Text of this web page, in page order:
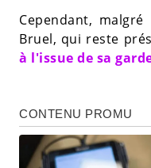
Cependant,
Bruel, qui reste
à l'issue de sa